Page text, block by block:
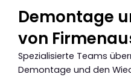
Demontage
von
Spezialisierte Teams
Demontage und den